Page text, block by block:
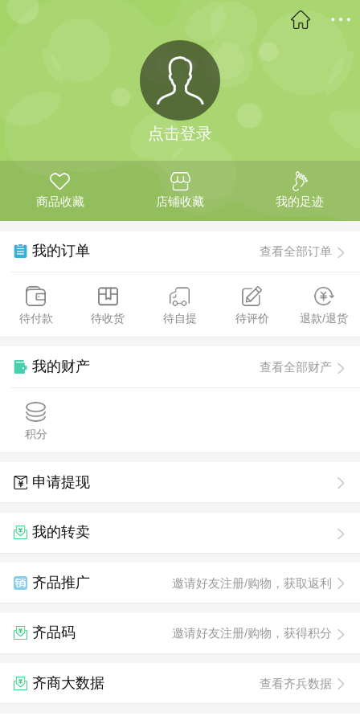
点击登录
商品收藏 店铺收藏 我的足迹
我的订单 查看全部订单
待付款 待收货 待自提 待评价 退款/退货
我的财产 查看全部财产
积分
申请提现
我的转卖
齐品推广 邀请好友注册/购物，获取返利
齐品码 邀请好友注册/购物，获得积分
齐商大数据 查看齐兵数据